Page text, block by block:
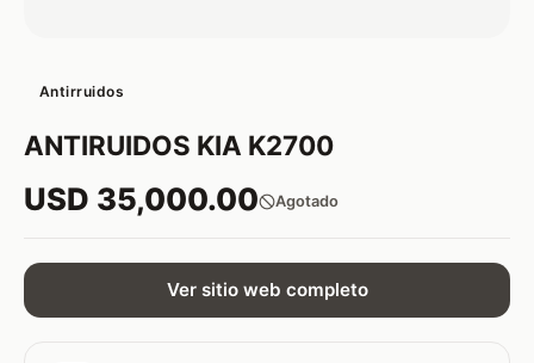
Antirruidos
ANTIRUIDOS KIA K2700
USD 35,000.00 Agotado
Ver sitio web completo